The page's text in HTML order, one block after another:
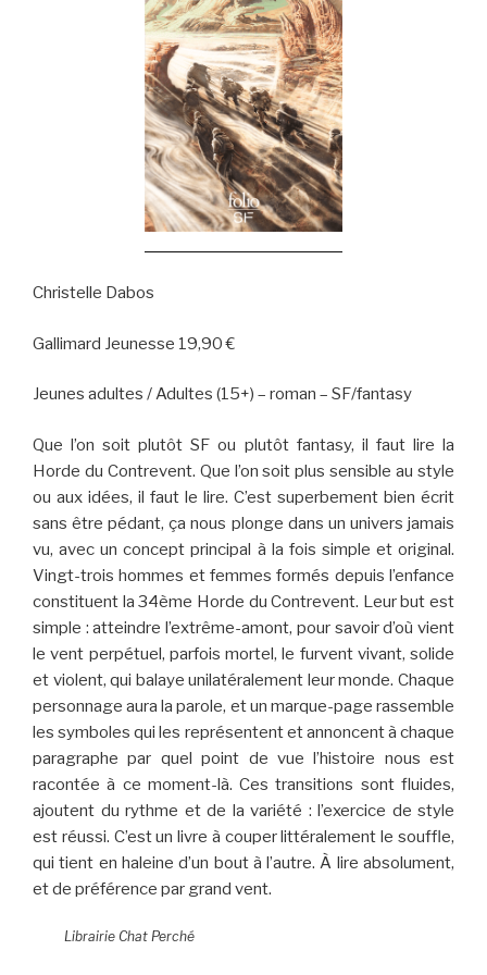
Christelle Dabos
Gallimard Jeunesse 19,90 €
Jeunes adultes / Adultes (15+) – roman – SF/fantasy
Que l’on soit plutôt SF ou plutôt fantasy, il faut lire la
Horde du Contrevent. Que l’on soit plus sensible au style
ou aux idées, il faut le lire. C’est superbement bien écrit
sans être pédant, ça nous plonge dans un univers jamais
vu, avec un concept principal à la fois simple et original.
Vingt-trois hommes et femmes formés depuis l’enfance
constituent la 34ème Horde du Contrevent. Leur but est
simple : atteindre l’extrême-amont, pour savoir d’où vient
le vent perpétuel, parfois mortel, le furvent vivant, solide
et violent, qui balaye unilatéralement leur monde. Chaque
personnage aura la parole, et un marque-page rassemble
les symboles qui les représentent et annoncent à chaque
paragraphe par quel point de vue l’histoire nous est
racontée à ce moment-là. Ces transitions sont fluides,
ajoutent du rythme et de la variété : l’exercice de style
est réussi. C’est un livre à couper littéralement le souffle,
qui tient en haleine d’un bout à l’autre. À lire absolument,
et de préférence par grand vent.
Librairie Chat Perché